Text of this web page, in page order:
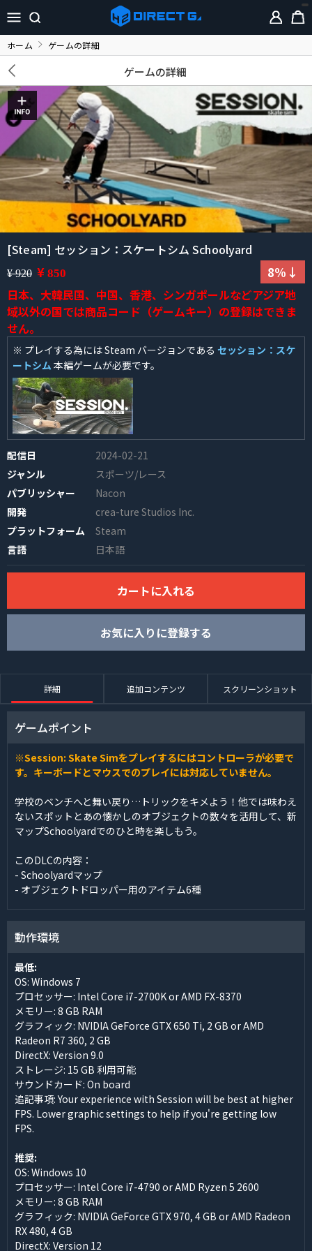
ホーム ゲームの詳細
ゲームの詳細
INFO
[Steam] セッション：スケートシム Schoolyard
¥ 920 ¥ 850 8%↓
日本、大韓民国、中国、香港、シンガポールなどアジア地
域以外の国では商品コード（ゲームキー）の登録はできま
せん。
※ プレイする為には Steam バージョンである セッション：スケ
ートシム本編ゲームが必要です。
配信日
2024-02-21
ジャンル
スポーツ/レース
パブリッシャー
Nacon
開発
crea-ture Studios Inc.
プラットフォーム
Steam
言語
日本語
カートに入れる
お気に入りに登録する
詳細 追加コンテンツ スクリーンショット
ゲームポイント
※Session: Skate Simをプレイするにはコントローラが必要で
す。キーボードとマウスでのプレイには対応していません。
学校のベンチへと舞い戻り…トリックをキメよう！他では味わえ
ないスポットとあの懐かしのオブジェクトの数々を活用して、新
マップSchoolyardでのひと時を楽しもう。
このDLCの内容：
- Schoolyardマップ
- オブジェクトドロッパー用のアイテム6種
動作環境
最低:
OS: Windows 7
プロセッサー: Intel Core i7-2700K or AMD FX-8370
メモリー: 8 GB RAM
グラフィック: NVIDIA GeForce GTX 650 Ti, 2 GB or AMD
Radeon R7 360, 2 GB
DirectX: Version 9.0
ストレージ: 15 GB 利用可能
サウンドカード: On board
追記事項: Your experience with Session will be best at higher
FPS. Lower graphic settings to help if you're getting low
FPS.
推奨:
OS: Windows 10
プロセッサー: Intel Core i7-4790 or AMD Ryzen 5 2600
メモリー: 8 GB RAM
グラフィック: NVIDIA GeForce GTX 970, 4 GB or AMD Radeon
RX 480, 4 GB
DirectX: Version 12